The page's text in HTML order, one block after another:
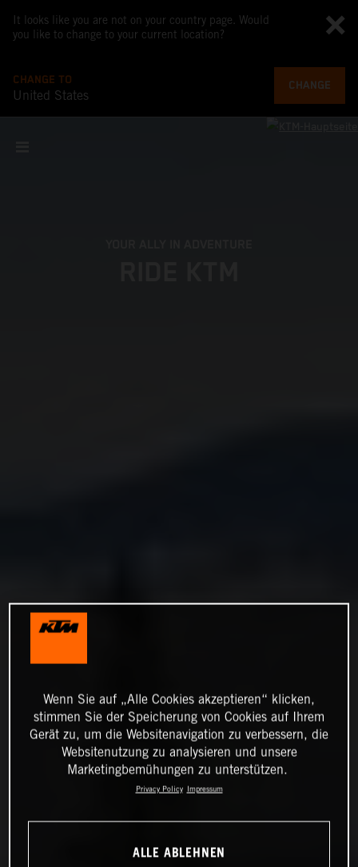
It looks like you are not on your country page. Would
you like to change to your current location?
CHANGE TO
United States
CHANGE
Wenn Sie auf „Alle Cookies akzeptieren“ klicken,
stimmen Sie der Speicherung von Cookies auf Ihrem
Gerät zu, um die Websitenavigation zu verbessern, die
Websitenutzung zu analysieren und unsere
Marketingbemühungen zu unterstützen.
Privacy Policy Impressum
ALLE ABLEHNEN